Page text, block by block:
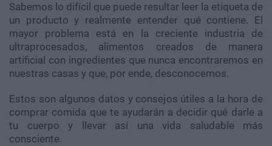
Sabemos lo difícil que puede resultar leer la etiqueta de
un producto y realmente entender qué contiene. El
mayor problema está en la creciente industria de
ultraprocesados, alimentos creados de manera
artificial con ingredientes que nunca encontraremos en
nuestras casas y que, por ende, desconocemos.
Estos son algunos datos y consejos útiles a la hora de
comprar comida que te ayudarán a decidir qué darle a
tu cuerpo y llevar así una vida saludable más
consciente.